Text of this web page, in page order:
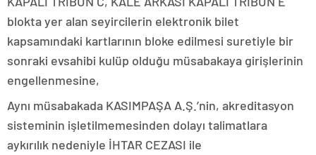
blokta yer alan seyircilerin elektronik bilet
kapsamındaki kartlarının bloke edilmesi suretiyle bir
sonraki evsahibi kulüp olduğu müsabakaya girişlerinin
engellenmesine,
Aynı müsabakada KASIMPAŞA A.Ş.’nin, akreditasyon
sisteminin işletilmemesinden dolayı talimatlara
aykırılık nedeniyle İHTAR CEZASI ile